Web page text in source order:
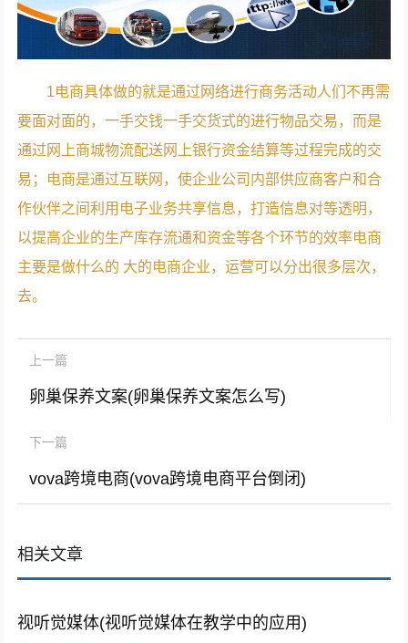
1电商具体做的就是通过网络进行商务活动人们不再需
要面对面的，一手交钱一手交货式的进行物品交易，而是
通过网上商城物流配送网上银行资金结算等过程完成的交
易；电商是通过互联网，使企业公司内部供应商客户和合
作伙伴之间利用电子业务共享信息，打造信息对等透明，
以提高企业的生产库存流通和资金等各个环节的效率电商
主要是做什么的 大的电商企业，运营可以分出很多层次，
去。
上一篇
卵巢保养文案(卵巢保养文案怎么写)
下一篇
vova跨境电商(vova跨境电商平台倒闭)
相关文章
视听觉媒体(视听觉媒体在教学中的应用)